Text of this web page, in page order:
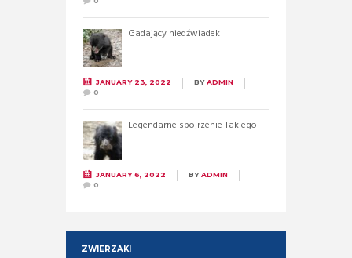
Gadający niedźwiadek
JANUARY 23, 2022 BYADMIN
0
Legendarne spojrzenie Takiego
JANUARY 6, 2022 BYADMIN
0
ZWIERZAKI